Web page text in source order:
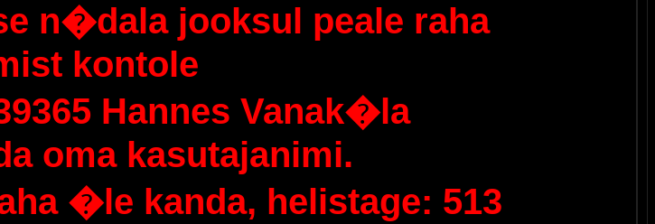
n�dala jooksul peale raha
kontole
Hannes Vanak�la
oma kasutajanimi.
�le kanda, helistage: 513